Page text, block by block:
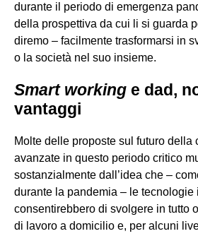
durante il periodo di emergenza
della prospettiva da cui li si guarda
diremo – facilmente trasformarsi in
o la società nel suo insieme.
Smart working e dad,
vantaggi
Molte delle proposte sul futuro della
avanzate in questo periodo critico
sostanzialmente dall’idea che –
durante la pandemia – le tecnologie
consentirebbero di svolgere in tutto
di lavoro a domicilio e, per alcuni